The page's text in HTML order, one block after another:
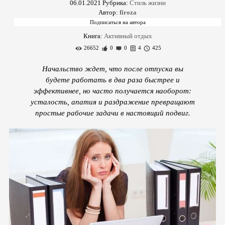
06.01.2021 Рубрика: Стиль жизни
Автор: firoza
Книга: Активный отдых
26652 0 0 4 425
Начальство ждет, что после отпуска вы
будете работать в два раза быстрее и
эффективнее, но часто получается наоборот:
усталость, апатия и раздражение превращают
простые рабочие задачи в настоящий подвиг.